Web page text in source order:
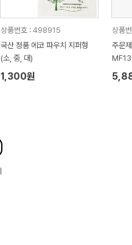
상품번호 : 498915
국산 정품 에코 파우치 지퍼형
(소, 중, 대)
1,300원
상품
주문